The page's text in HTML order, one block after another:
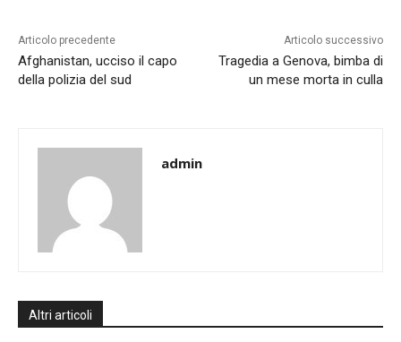
Articolo precedente
Afghanistan, ucciso il capo
della polizia del sud
Articolo successivo
Tragedia a Genova, bimba di
un mese morta in culla
admin
Altri articoli